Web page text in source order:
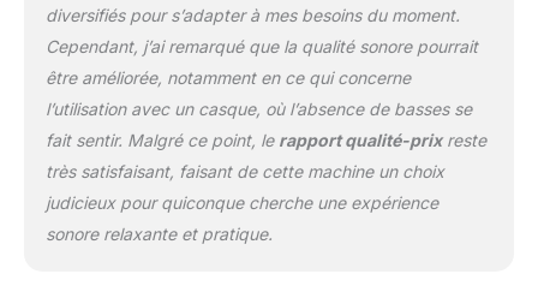
double haut-parleurs
intégrés, avec contrôle
mémoire. Également
équipé d'une prise
casque 3,5 mm (casque/
écouteurs non inclus).
sans arrêt, ou avec
option de minuterie
diversifiés pour s’adapter à mes besoins du moment.
Cependant, j’ai remarqué que la qualité sonore pourrait
être améliorée, notamment en ce qui concerne
l’utilisation avec un casque, où l’absence de basses se
fait sentir. Malgré ce point, le rapport qualité-prixreste
très satisfaisant, faisant de cette machine un choix
judicieux pour quiconque cherche une expérience
sonore relaxante et pratique.